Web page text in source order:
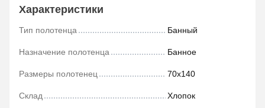
Характеристики
Тип полотенца Банный
Назначение полотенца Банное
Размеры полотенец 70х140
Склад Хлопок